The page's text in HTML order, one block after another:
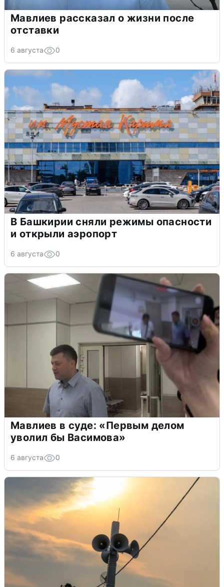
Мавлиев рассказал о жизни после
отставки
6 августа 0
В Башкирии сняли режимы опасности
и открыли аэропорт
6 августа 0
Мавлиев в суде: «Первым делом
уволил бы Васимова»
6 августа 0